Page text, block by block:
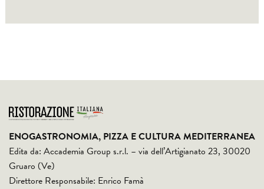
ENOGASTRONOMIA, PIZZA E CULTURA MEDITERRANEA
Edita da: Accademia Group s.r.l. – via dell’Artigianato 23, 30020
Gruaro (Ve)
Direttore Responsabile: Enrico Famà